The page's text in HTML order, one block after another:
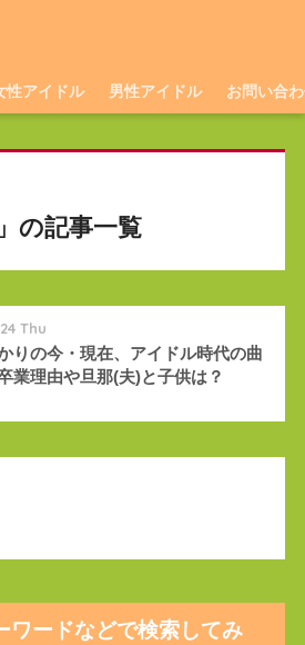
性アイドル 男性アイドル お問い合
の記事一覧
Thu
りの今・現在、アイドル時代の曲
業理由や旦那(夫)と子供は？
ワードなどで検索してみ